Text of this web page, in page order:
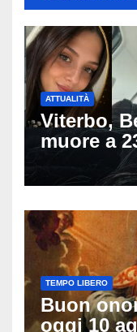
ATTUALITÀ
Viterbo,
muore a
di
vita
TEMPO LIBERO
Buon
oggi 10